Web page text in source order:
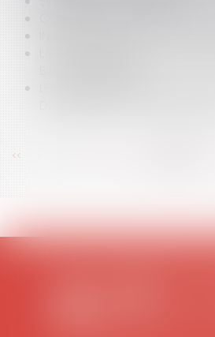
CONTENTIEUX AUTOUR DE LA
INJONCTION DE PAYER: LA
<<